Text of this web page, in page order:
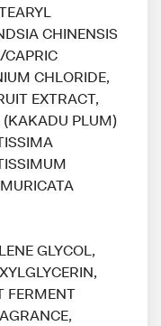
CHINENSIS
CAPRIC
CHLORIDE,
EXTRACT,
PLUM)
GLYCOL,
FERMENT